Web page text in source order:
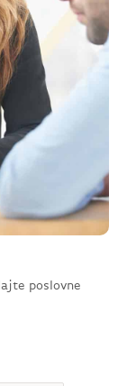
poslovne